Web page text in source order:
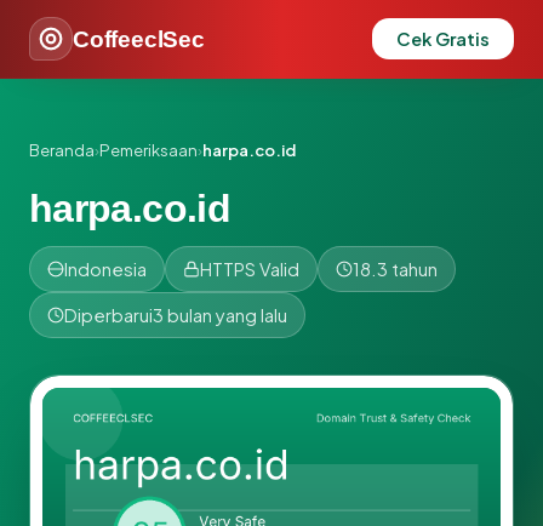
CoffeeclSec Cek Gratis
Beranda›Pemeriksaan›harpa.co.id
harpa.co.id
Indonesia HTTPS Valid 18.3 tahun
Diperbarui3 bulan yang lalu